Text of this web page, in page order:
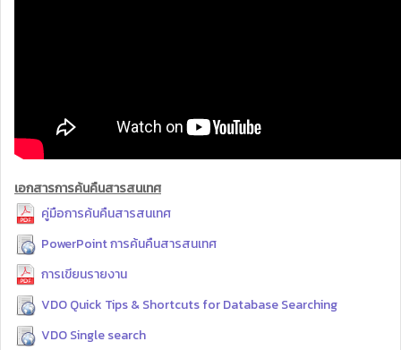
เอกสารการค้นคืนสารสนเทศ
คู่มือการค้นคืนสารสนเทศ
PowerPoint การค้นคืนสารสนเทศ
การเขียนรายงาน
VDO Quick Tips & Shortcuts for Database Searching
VDO Single search